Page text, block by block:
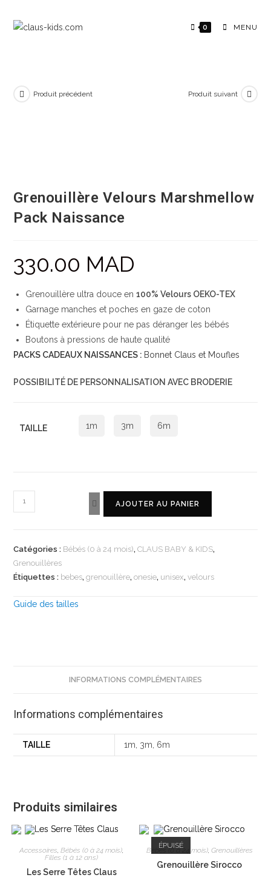
0 MENU
Produit précédent Produit suivant
Grenouillère Velours Marshmellow
Pack Naissance
330.00 MAD
Grenouillère ultra douce en100% Velours OEKO-TEX
Garnage manches et poches en gaze de coton
Étiquette extérieure pour ne pas déranger les bébés
Boutons à pressions de haute qualité
PACKS CADEAUX NAISSANCES : Bonnet Claus et Moufles
POSSIBILITÉ DE PERSONNALISATION AVEC BRODERIE
TAILLE 1m 3m 6m
AJOUTER AU PANIER
Catégories : Bébés (0 à 24 mois),CLAUS BABY & KIDS,
Grenouillères
Étiquettes : bebes,grenouillère,onesie, unisex,velours
Guide des tailles
INFORMATIONS COMPLÉMENTAIRES
Informations complémentaires
TAILLE 1m, 3m, 6m
Produits similaires
Accessoires,Bébés (0 à 24 mois),
Filles (1 à 12 ans)
Les Serre Têtes Claus
ÉPUISÉ
Bébés (0 à 24 mois), Grenouillères
Grenouillère Sirocco